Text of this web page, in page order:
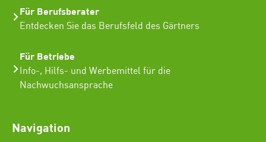
Für Berufsberater
Entdecken Sie das Berufsfeld des Gärtners
Für Betriebe
Info-, Hilfs- und Werbemittel für die
Nachwuchsansprache
Navigation